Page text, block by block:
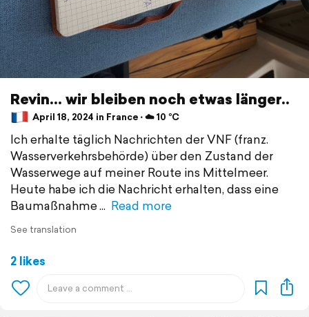
Revin... wir bleiben noch etwas länger..
April 18, 2024 in France ⋅ ☁️ 10 °C
Ich erhalte täglich Nachrichten der VNF (franz.
Wasserverkehrsbehörde) über den Zustand der
Wasserwege auf meiner Route ins Mittelmeer.
Heute habe ich die Nachricht erhalten, dass eine
Baumaßnahme
Read more
See translation
2 likes